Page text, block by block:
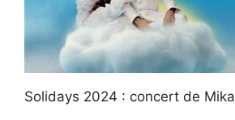
Solidays 2024 : concert de Mika